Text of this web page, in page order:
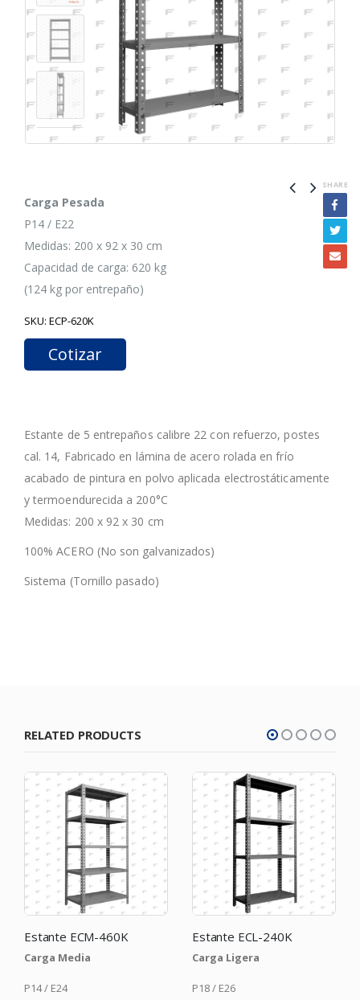
Carga Pesada
P14 / E22
Medidas: 200 x 92 x 30 cm
Capacidad de carga: 620 kg
(124 kg por entrepaño)
SKU: ECP-620K
Cotizar
SHARE
Estante de 5 entrepaños calibre 22 con refuerzo, postes
cal. 14, Fabricado en lámina de acero rolada en frío
acabado de pintura en polvo aplicada electrostáticamente
y termoendurecida a 200°C
Medidas: 200 x 92 x 30 cm
100% ACERO (No son galvanizados)
Sistema (Tornillo pasado)
RELATED PRODUCTS
Estante ECL-240K
Carga Ligera
P18 / E26
Medidas 240 x 180 x 60 cm
Toneladas